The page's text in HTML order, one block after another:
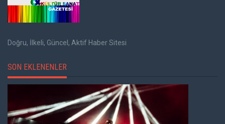
Doğru, İlkeli, Güncel, Aktif Haber Sitesi
SON EKLENENLER